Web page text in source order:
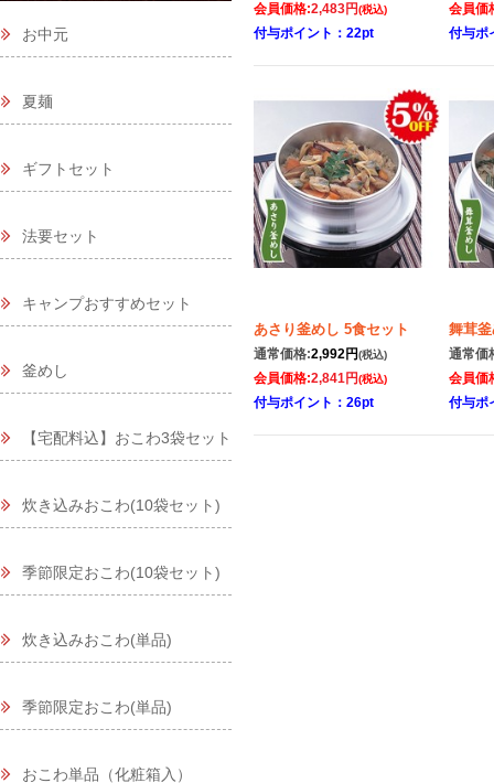
会員価格:2,483円(税込)
付与ポイント：22pt
会員価
付与ポ
あさり釜めし 5食セット
通常価格:2,992円(税込)
会員価格:2,841円(税込)
付与ポイント：26pt
舞茸
通常価
会員価
付与ポ
お中元
夏麺
ギフトセット
法要セット
キャンプおすすめセット
釜めし
【宅配料込】おこわ3袋セット
炊き込みおこわ(10袋セット)
季節限定おこわ(10袋セット)
炊き込みおこわ(単品)
季節限定おこわ(単品)
おこわ単品（化粧箱入）